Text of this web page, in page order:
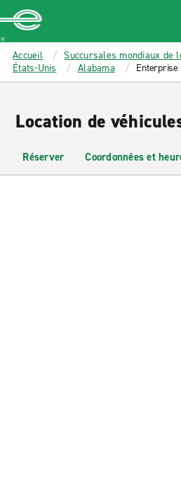
MAIN
CONTENT
Enterprise
Accueil
Succursales mondiaux de
États-Unis
Alabama Enterprise
Location de
Réserver Coordonnées et